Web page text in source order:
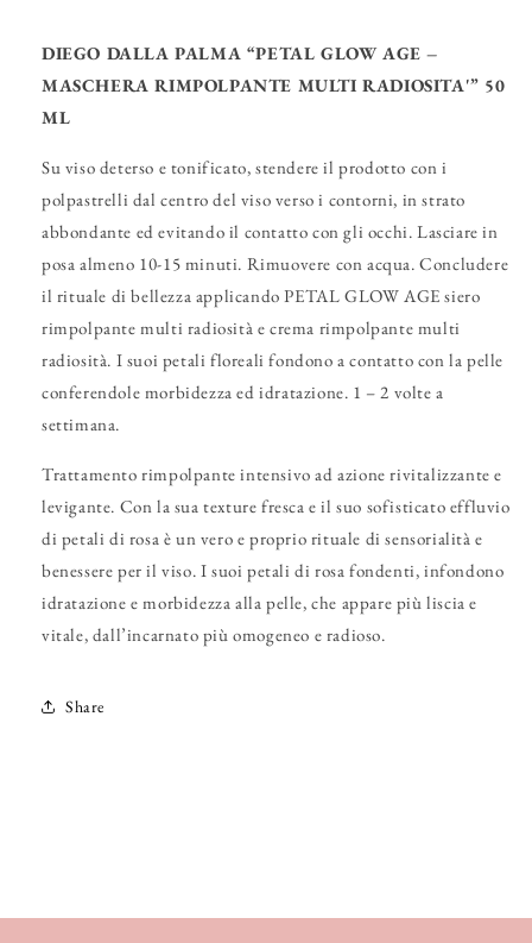
DIEGO DALLA PALMA “PETAL GLOW AGE –
MASCHERA RIMPOLPANTE MULTI RADIOSITA'” 50
ML
Su viso deterso e tonificato, stendere il prodotto con i
polpastrelli dal centro del viso verso i contorni, in strato
abbondante ed evitando il contatto con gli occhi. Lasciare in
posa almeno 10-15 minuti. Rimuovere con acqua. Concludere
il rituale di bellezza applicando PETAL GLOW AGE siero
rimpolpante multi radiosità e crema rimpolpante multi
radiosità. I suoi petali floreali fondono a contatto con la pelle
conferendole morbidezza ed idratazione. 1 – 2 volte a
settimana.
Trattamento rimpolpante intensivo ad azione rivitalizzante e
levigante. Con la sua texture fresca e il suo sofisticato effluvio
di petali di rosa è un vero e proprio rituale di sensorialità e
benessere per il viso. I suoi petali di rosa fondenti, infondono
idratazione e morbidezza alla pelle, che appare più liscia e
vitale, dall’incarnato più omogeneo e radioso.
Share